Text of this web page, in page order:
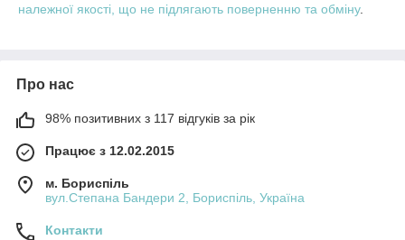
належної якості, що не підлягають поверненню та обміну.
Про нас
98% позитивних з 117 відгуків за рік
Працює з 12.02.2015
м. Бориспіль
вул.Степана Бандери 2, Бориспіль, Україна
Контакти